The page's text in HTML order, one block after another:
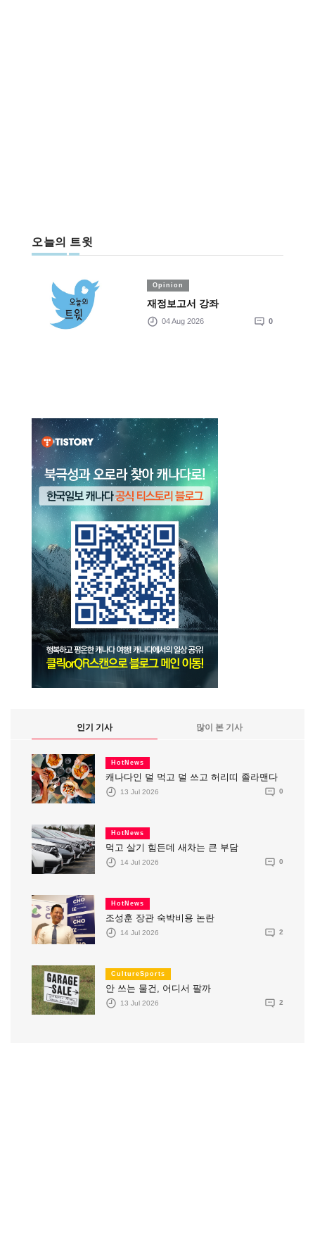
오늘의 트윗
Opinion
재정보고서 강좌
04 Aug 2026 0
인기 기사 많이 본 기사
HotNews
캐나다인 덜 먹고 덜 쓰고 허리띠 졸라맨다
13 Jul 2026 0
HotNews
먹고 살기 힘든데 새차는 큰 부담
14 Jul 2026 0
HotNews
조성훈 장관 숙박비용 논란
14 Jul 2026 2
CultureSports
안 쓰는 물건, 어디서 팔까
13 Jul 2026 2